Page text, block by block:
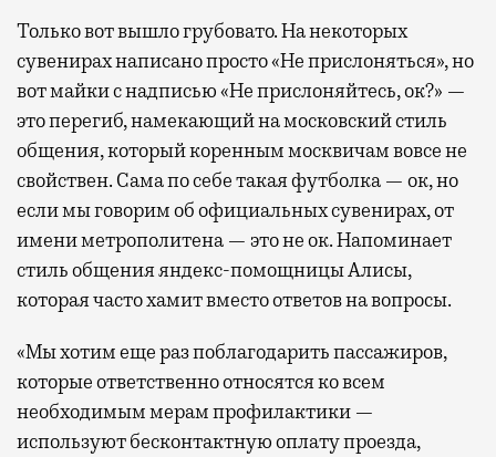
Только вот вышло грубовато. На некоторых
сувенирах написано просто «Не прислоняться», но
вот майки с надписью «Не прислоняйтесь, ок?» —
это перегиб, намекающий на московский стиль
общения, который коренным москвичам вовсе не
свойствен. Сама по себе такая футболка — ок, но
если мы говорим об официальных сувенирах, от
имени метрополитена — это не ок. Напоминает
стиль общения яндекс-помощницы Алисы,
которая часто хамит вместо ответов на вопросы.
«Мы хотим еще раз поблагодарить пассажиров,
которые ответственно относятся ко всем
необходимым мерам профилактики —
используют бесконтактную оплату проезда,